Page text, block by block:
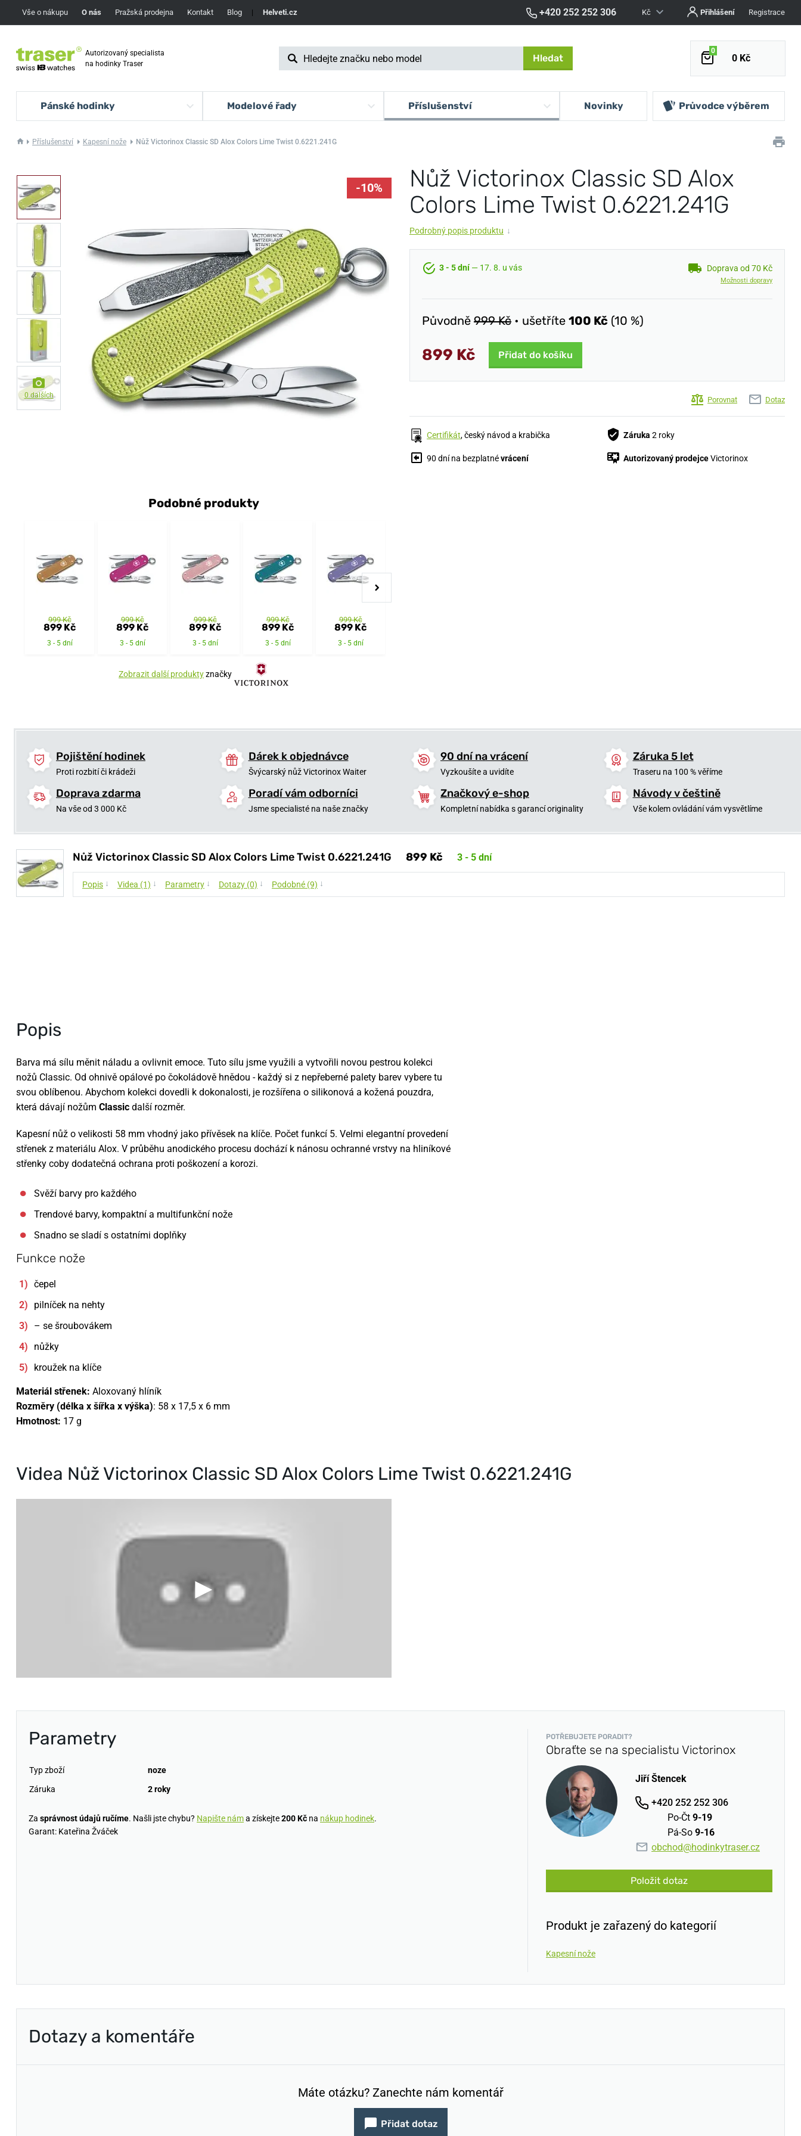
Vše o nákupu O nás Pražská prodejna Kontakt Blog | Helveti.cz +420 252 252 306 Kč Přihlášení Registrace
Autorizovaný specialista
na hodinky Traser
Hledat
0
0 Kč
Pánské hodinky Modelové řady Příslušenství Novinky Průvodce výběrem
Příslušenství Kapesní nože Nůž Victorinox Classic SD Alox Colors Lime Twist 0.6221.241G
Nůž Victorinox Classic SD Alox
Colors Lime Twist 0.6221.241G
-10%
0 dalších
Podrobný popis produktu ↓
3 - 5 dní— 17. 8. u vás Doprava od 70 Kč
Možnosti dopravy
Původně 999 Kč • ušetříte 100 Kč (10 %)
899 Kč Přidat do košíku
Porovnat Dotaz
Certifikát, český návod a krabička Záruka 2 roky
90 dní na bezplatnévrácení Autorizovaný prodejceVictorinox
Podobné produkty
999 Kč
899 Kč
3 - 5 dní
999 Kč
899 Kč
3 - 5 dní
999 Kč
899 Kč
3 - 5 dní
999 Kč
899 Kč
3 - 5 dní
999 Kč
899 Kč
3 - 5 dní
Zobrazit další produktyznačky
Pojištění hodinek
Proti rozbití či krádeži
Dárek k objednávce
Švýcarský nůž Victorinox Waiter
90 dní na vrácení
Vyzkoušíte a uvidíte
Záruka 5 let
Traseru na 100 % věříme
Doprava zdarma
Na vše od 3 000 Kč
Poradí vám odborníci
Jsme specialisté na naše značky
Značkový e-shop
Kompletní nabídka s garancí originality
Návody v češtině
Vše kolem ovládání vám vysvětlíme
Nůž Victorinox Classic SD Alox Colors Lime Twist 0.6221.241G 899 Kč 3 - 5 dní
Popis ↓ Videa (1) ↓ Parametry ↓ Dotazy (0) ↓ Podobné (9) ↓
Popis
Barva má sílu měnit náladu a ovlivnit emoce. Tuto sílu jsme využili a vytvořili novou pestrou kolekci
nožů Classic. Od ohnivě opálové po čokoládově hnědou - každý si z nepřeberné palety barev vybere tu
svou oblíbenou. Abychom kolekci dovedli k dokonalosti, je rozšířena o silikonová a kožená pouzdra,
která dávají nožům Classic další rozměr.
Kapesní nůž o velikosti 58 mm vhodný jako přívěsek na klíče. Počet funkcí 5. Velmi elegantní provedení
střenek z materiálu Alox. V průběhu anodického procesu dochází k nánosu ochranné vrstvy na hliníkové
střenky coby dodatečná ochrana proti poškození a korozi.
Svěží barvy pro každého
Trendové barvy, kompaktní a multifunkční nože
Snadno se sladí s ostatními doplňky
Funkce nože
čepel
pilníček na nehty
– se šroubovákem
nůžky
kroužek na klíče
Materiál střenek: Aloxovaný hlíník
Rozměry (délka x šířka x výška): 58 x 17,5 x 6 mm
Hmotnost: 17 g
Videa Nůž Victorinox Classic SD Alox Colors Lime Twist 0.6221.241G
Parametry
Typ zboží
noze
Záruka
2 roky
Za správnost údajů ručíme. Našli jste chybu? Napište náma získejte200 Kč na nákup hodinek.
Garant: Kateřina Žváček
POTŘEBUJETE PORADIT?
Obraťte se na specialistu Victorinox
Jiří Štencek
+420 252 252 306
Po-Čt 9-19
Pá-So 9-16
obchod@hodinkytraser.cz
Položit dotaz
Produkt je zařazený do kategorií
Kapesní nože
Dotazy a komentáře
Máte otázku? Zanechte nám komentář
Přidat dotaz